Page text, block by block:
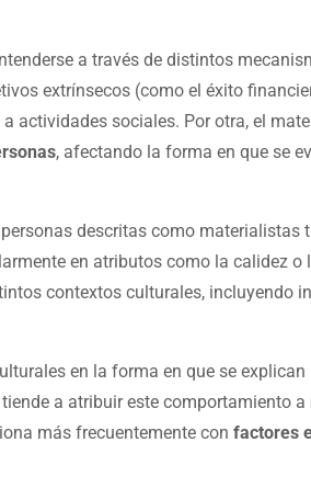
a través de distintos
extrínsecos (como el éxito
actividades sociales. Por otra, el
, afectando la forma en que se
descritas como materialistas
en atributos como la calidez o
contextos culturales, incluyendo
en la forma en que se explican
a atribuir este comportamiento a
más frecuentemente con factores